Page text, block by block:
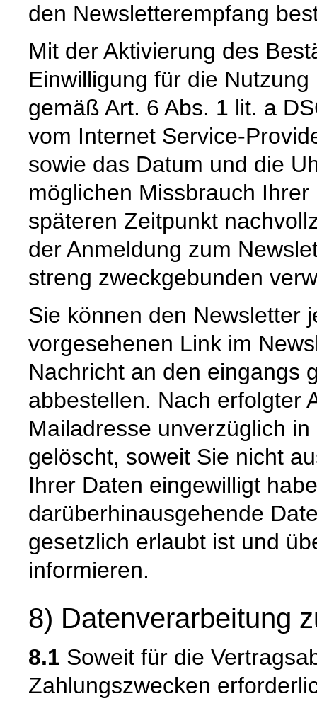
den Newsletterempfang
Mit der Aktivierung des
Einwilligung für die
gemäß Art. 6 Abs. 1 lit. a
vom Internet Service-
sowie das Datum und die
möglichen Missbrauch
späteren Zeitpunkt
der Anmeldung zum
streng zweckgebunden
Sie können den Newsletter
vorgesehenen Link im
Nachricht an den eingangs
abbestellen. Nach erfolgter
Mailadresse unverzüglich
gelöscht, soweit Sie nicht
Ihrer Daten eingewilligt
darüberhinausgehende
gesetzlich erlaubt ist und
informieren.
8) Datenverarbeitung
8.1 Soweit für die
Zahlungszwecken